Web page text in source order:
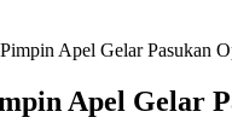
Apel Gelar Pasukan
Apel Gelar